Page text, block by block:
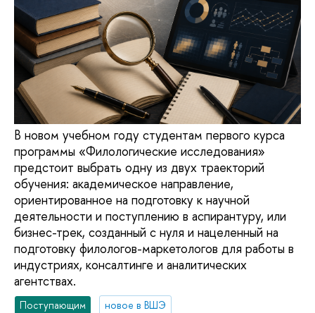
В новом учебном году студентам первого курса
программы «Филологические исследования»
предстоит выбрать одну из двух траекторий
обучения: академическое направление,
ориентированное на подготовку к научной
деятельности и поступлению в аспирантуру, или
бизнес-трек, созданный с нуля и нацеленный на
подготовку филологов-маркетологов для работы в
индустриях, консалтинге и аналитических
агентствах.
Поступающим
новое в ВШЭ